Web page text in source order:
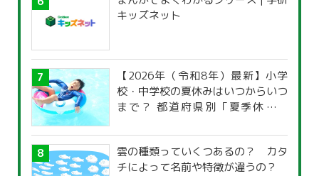
キッズネット
【2026年（令和8年）最新】小学
校・中学校の夏休みはいつからいつ
まで？ 都道府県別「夏季休暇一
雲の種類っていくつあるの？ カタ
チによって名前や特徴が違うの？